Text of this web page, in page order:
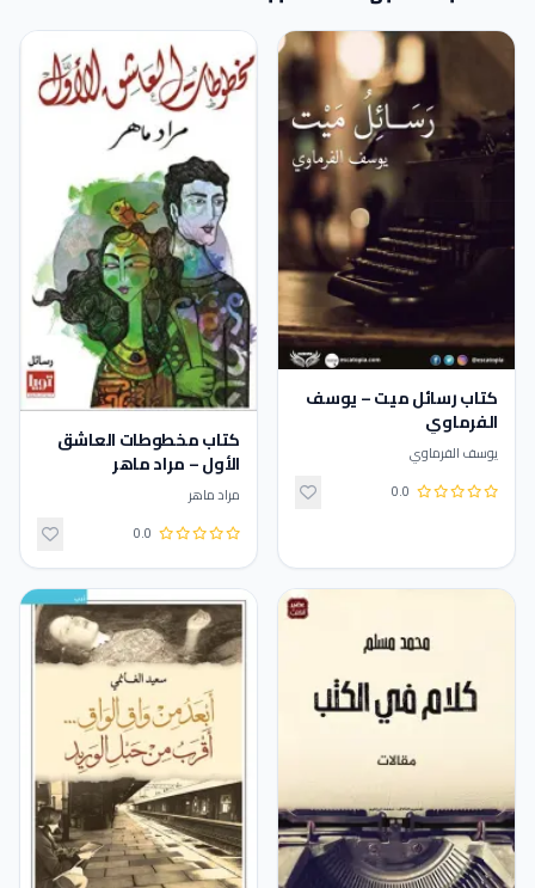
كتاب رسائل ميت – يوسف
الفرماوي
يوسف الفرماوي
0.0
كتاب ‫مخطوطات العاشق
الأول – مراد ماهر
مراد ماهر
0.0